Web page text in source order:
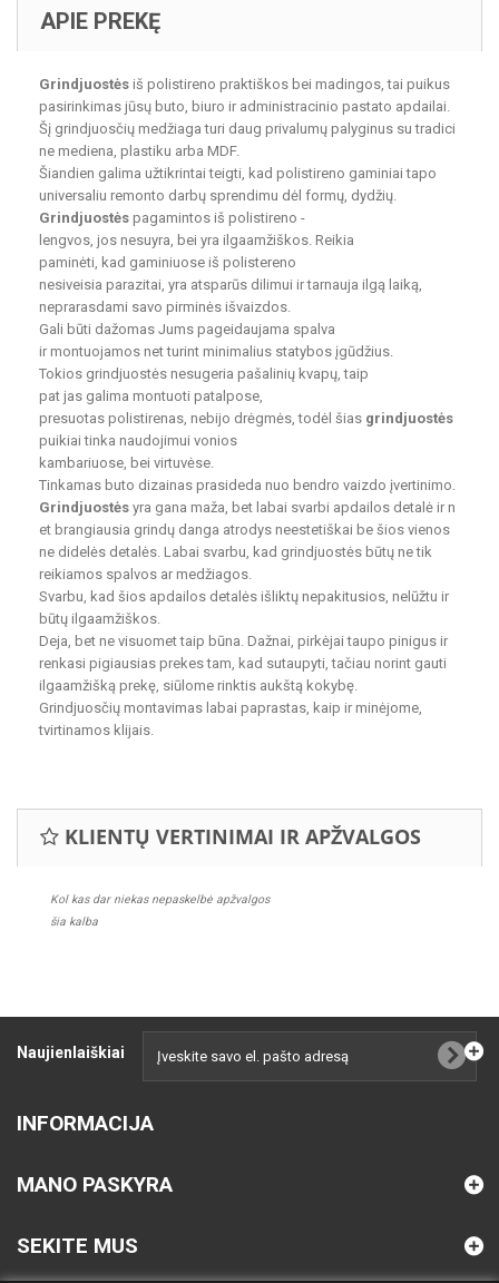
APIE PREKĘ
Grindjuostės iš polistireno praktiškos bei madingos, tai puikus
pasirinkimas jūsų buto, biuro ir administracinio pastato apdailai.
Šį grindjuosčių medžiaga turi daug privalumų palyginus su tradici
ne mediena, plastiku arba MDF.
Šiandien galima užtikrintai teigti, kad polistireno gaminiai tapo
universaliu remonto darbų sprendimu dėl formų, dydžių.
Grindjuostės pagamintos iš polistireno -
lengvos, jos nesuyra, bei yra ilgaamžiškos. Reikia
paminėti, kad gaminiuose iš polistereno
nesiveisia parazitai, yra atsparūs dilimui ir tarnauja ilgą laiką,
neprarasdami savo pirminės išvaizdos.
Gali būti dažomas Jums pageidaujama spalva
ir montuojamos net turint minimalius statybos įgūdžius.
Tokios grindjuostės nesugeria pašalinių kvapų, taip
pat jas galima montuoti patalpose,
presuotas polistirenas, nebijo drėgmės, todėl šias grindjuostės
puikiai tinka naudojimui vonios
kambariuose, bei virtuvėse.
Tinkamas buto dizainas prasideda nuo bendro vaizdo įvertinimo.
Grindjuostės yra gana maža, bet labai svarbi apdailos detalė ir n
et brangiausia grindų danga atrodys neestetiškai be šios vienos
ne didelės detalės. Labai svarbu, kad grindjuostės būtų ne tik
reikiamos spalvos ar medžiagos.
Svarbu, kad šios apdailos detalės išliktų nepakitusios, nelūžtu ir
būtų ilgaamžiškos.
Deja, bet ne visuomet taip būna. Dažnai, pirkėjai taupo pinigus ir
renkasi pigiausias prekes tam, kad sutaupyti, tačiau norint gauti
ilgaamžišką prekę, siūlome rinktis aukštą kokybę.
Grindjuosčių montavimas labai paprastas, kaip ir minėjome,
tvirtinamos klijais.
KLIENTŲ VERTINIMAI IR APŽVALGOS
Kol kas dar niekas nepaskelbė apžvalgos
šia kalba
Naujienlaiškiai
INFORMACIJA
MANO PASKYRA
SEKITE MUS